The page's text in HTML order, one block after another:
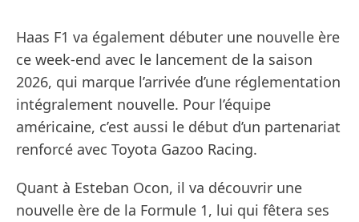
Haas F1 va également débuter une nouvelle ère
ce week-end avec le lancement de la saison
2026, qui marque l’arrivée d’une réglementation
intégralement nouvelle. Pour l’équipe
américaine, c’est aussi le début d’un partenariat
renforcé avec Toyota Gazoo Racing.
Quant à Esteban Ocon, il va découvrir une
nouvelle ère de la Formule 1, lui qui fêtera ses